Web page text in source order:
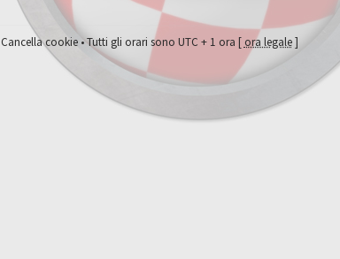
Cancella cookie• Tutti gli orari sono UTC + 1 ora [ ora legale]